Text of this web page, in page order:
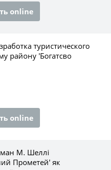
online
туристического
району 'Богатсво
online
М. Шеллі
Прометей' як